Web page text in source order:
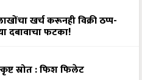
खर्च करूनही विक्री ठप्प-
दबावाचा फटका!
स्रोत : फिश फिलेट